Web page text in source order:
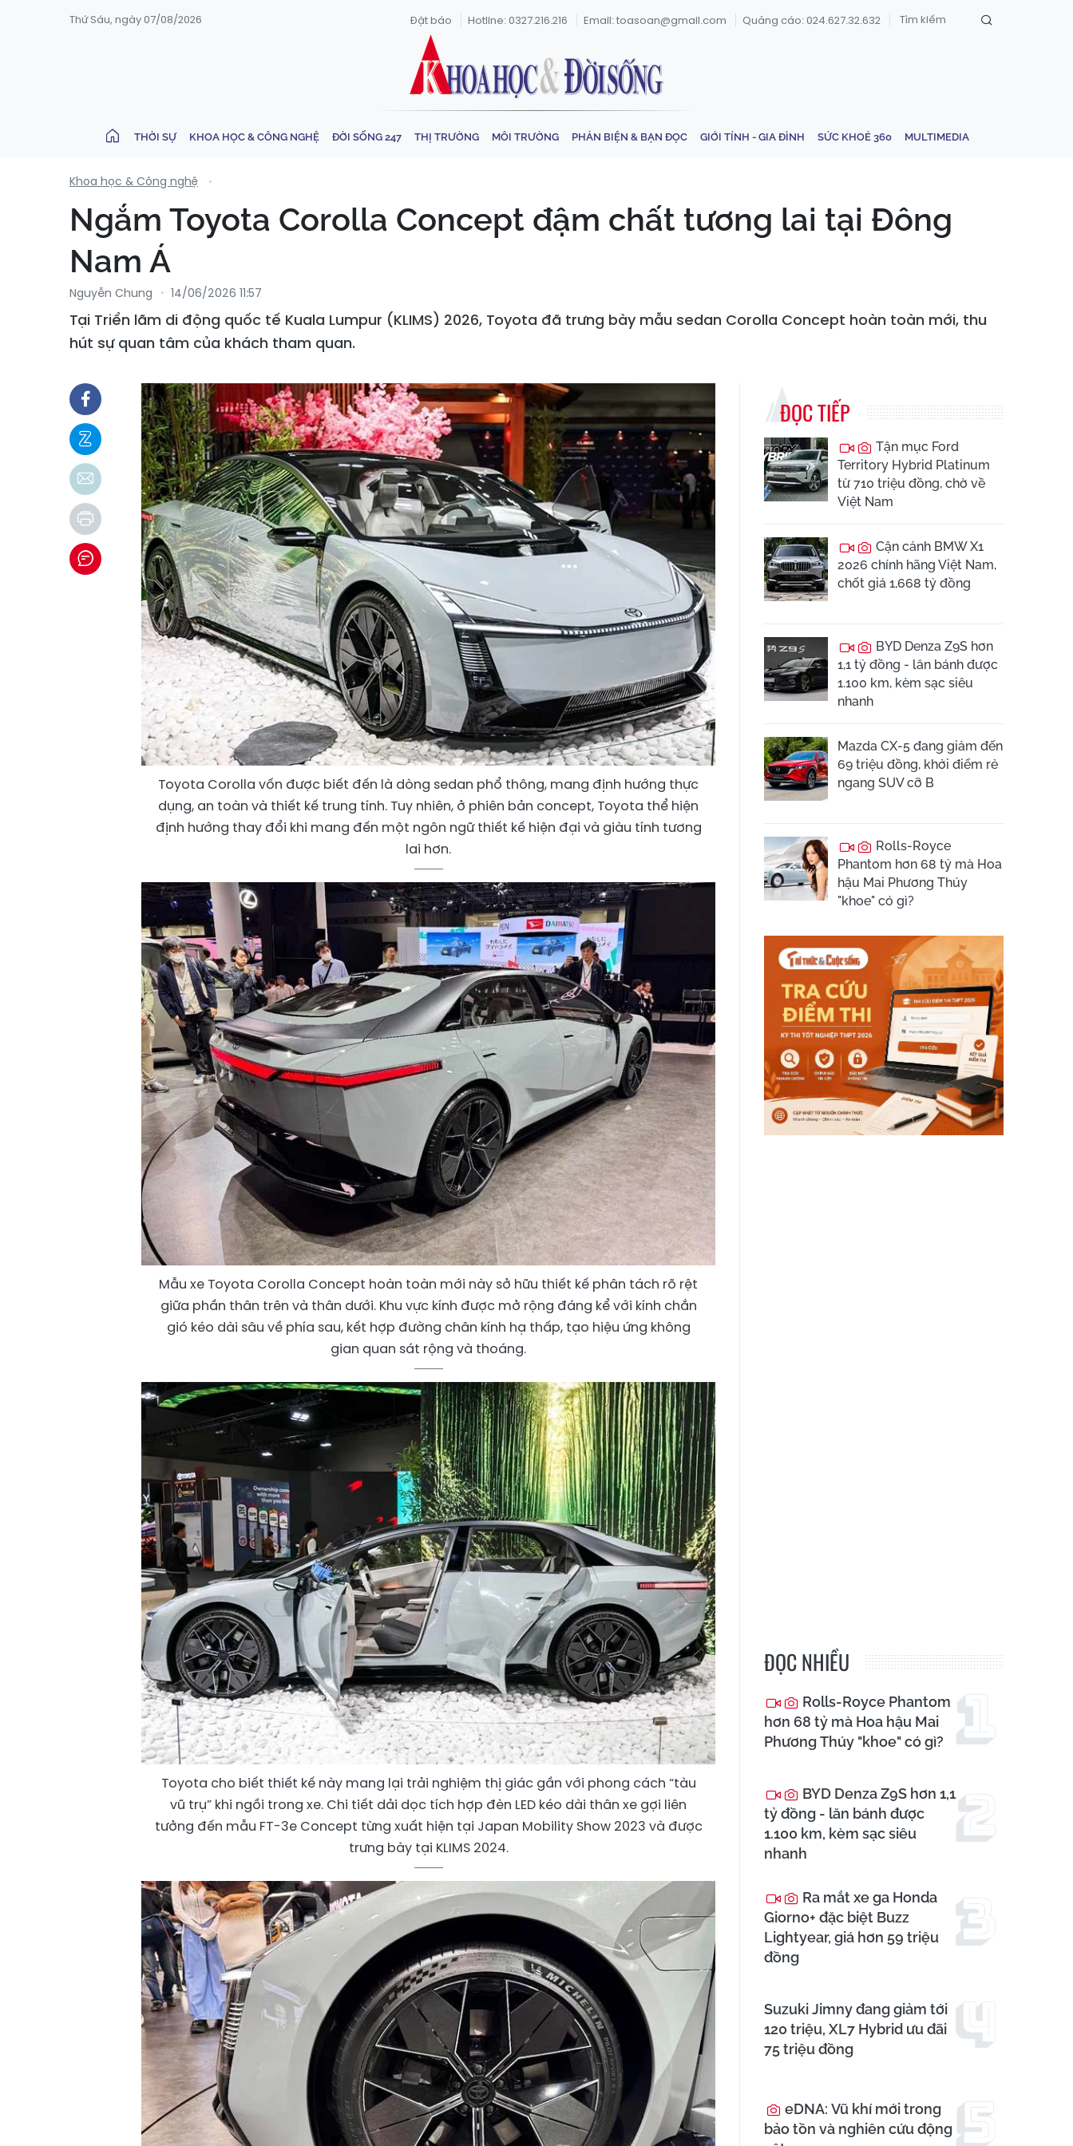
Thứ Sáu, ngày 07/08/2026 Đặt báo Hotline: 0327.216.216 Email: toasoan@gmail.com Quảng cáo: 024.627.32.632
THỜI SỰ KHOA HỌC & CÔNG NGHỆ ĐỜI SỐNG 247 THỊ TRƯỜNG MÔI TRƯỜNG PHẢN BIỆN & BẠN ĐỌC GIỚI TÍNH - GIA ĐÌNH SỨC KHOẺ 360 MULTIMEDIA
Khoa học & Công nghệ
Ngắm Toyota Corolla Concept đậm chất tương lai tại Đông
Nam Á
Nguyễn Chung 14/06/2026 11:57
Tại Triển lãm di động quốc tế Kuala Lumpur (KLIMS) 2026, Toyota đã trưng bày mẫu sedan Corolla Concept hoàn toàn mới, thu
hút sự quan tâm của khách tham quan.
Toyota Corolla vốn được biết đến là dòng sedan phổ thông, mang định hướng thực
dụng, an toàn và thiết kế trung tính. Tuy nhiên, ở phiên bản concept, Toyota thể hiện
định hướng thay đổi khi mang đến một ngôn ngữ thiết kế hiện đại và giàu tính tương
lai hơn.
Mẫu xe Toyota Corolla Concept hoàn toàn mới này sở hữu thiết kế phân tách rõ rệt
giữa phần thân trên và thân dưới. Khu vực kính được mở rộng đáng kể với kính chắn
gió kéo dài sâu về phía sau, kết hợp đường chân kính hạ thấp, tạo hiệu ứng không
gian quan sát rộng và thoáng.
Toyota cho biết thiết kế này mang lại trải nghiệm thị giác gần với phong cách “tàu
vũ trụ” khi ngồi trong xe. Chi tiết dải dọc tích hợp đèn LED kéo dài thân xe gợi liên
tưởng đến mẫu FT-3e Concept từng xuất hiện tại Japan Mobility Show 2023 và được
trưng bày tại KLIMS 2024.
ĐỌC TIẾP
Tận mục Ford
Territory Hybrid Platinum
từ 710 triệu đồng, chờ về
Việt Nam
Cận cảnh BMW X1
2026 chính hãng Việt Nam,
chốt giá 1,668 tỷ đồng
BYD Denza Z9S hơn
1,1 tỷ đồng - lăn bánh được
1.100 km, kèm sạc siêu
nhanh
Mazda CX-5 đang giảm đến
69 triệu đồng, khởi điểm rẻ
ngang SUV cỡ B
Rolls-Royce
Phantom hơn 68 tỷ mà Hoa
hậu Mai Phương Thúy
"khoe" có gì?
ĐỌC NHIỀU
Rolls-Royce Phantom
hơn 68 tỷ mà Hoa hậu Mai
Phương Thúy "khoe" có gì?
BYD Denza Z9S hơn 1,1
tỷ đồng - lăn bánh được
1.100 km, kèm sạc siêu
nhanh
Ra mắt xe ga Honda
Giorno+ đặc biệt Buzz
Lightyear, giá hơn 59 triệu
đồng
Suzuki Jimny đang giảm tới
120 triệu, XL7 Hybrid ưu đãi
75 triệu đồng
eDNA: Vũ khí mới trong
bảo tồn và nghiên cứu động